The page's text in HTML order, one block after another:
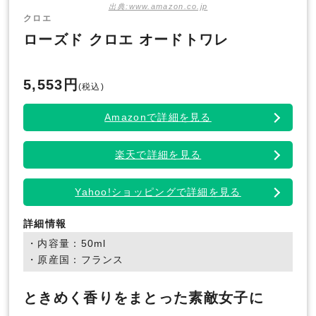
出典:www.amazon.co.jp
クロエ
ローズド クロエ オードトワレ
5,553円 (税込)
Amazonで詳細を見る
楽天で詳細を見る
Yahoo!ショッピングで詳細を見る
詳細情報
・内容量：50ml
・原産国：フランス
ときめく香りをまとった素敵女子に